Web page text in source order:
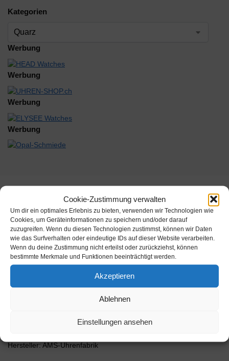
Cookie-Zustimmung verwalten
Um dir ein optimales Erlebnis zu bieten, verwenden wir Technologien wie
Cookies, um Geräteinformationen zu speichern und/oder darauf
zuzugreifen. Wenn du diesen Technologien zustimmst, können wir Daten
wie das Surfverhalten oder eindeutige IDs auf dieser Website verarbeiten.
Wenn du deine Zustimmung nicht erteilst oder zurückziehst, können
bestimmte Merkmale und Funktionen beeinträchtigt werden.
Akzeptieren
Ablehnen
Einstellungen ansehen
Kategorien
Werbung
Werbung
Werbung
Werbung
• Quarzwerk
&lt;br /&gt;• Kunststoffgehäuse. Braun antik
&lt;br /&gt;• Bedrucktes Zifferblatt
&lt;br /&gt;• Mineralglas
&lt;br /&gt;• EAN: 4037445157439
Hersteller: AMS-Uhrenfabrik